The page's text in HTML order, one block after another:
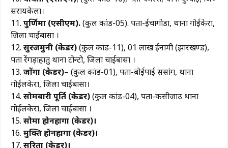
सरायकेला।
11. पुर्णिमा (एसीएम).(कुल कांड-05). पता-ईचागोडा, थाना गोईकेरा,
जिला चाईबासा ।
12. सुरजमुनी (केडर)(कुल कांड-11), 01 लाख ईनामी (झारखण्ड),
पता रेंगड़ाहातु थाना टोन्टो, जिला चाईबासा ।
13. जोंगा (केडर)– (कुल कांड-01), पता-बोईपाई ससांग, थाना
गोईलकेरा, जिला चाईबासा।
14. सोमबारी पूर्ति (केडर)(कुल कांड-04), पता-कसीजाउ थाना
गोईलकेरा, जिला चाईबासा ।
15. सोमा होनहागा (केडर)।
16. मुक्ति होनहागा (केडर)।
17. सरिता (केडर)।